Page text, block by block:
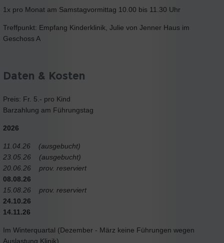
1x pro Monat am Samstagvormittag 10.00 bis 11.30 Uhr
Treffpunkt: Empfang Kinderklinik, Julie von Jenner Haus im
Geschoss A
Daten & Kosten
Preis: Fr. 5.- pro Kind
Barzahlung am Führungstag
2026
11.04.26 (ausgebucht)
23.05.26 (ausgebucht)
20.06.26 prov. reserviert
08.08.26
15.08.26 prov. reserviert
24.10.26
14.11.26
Im Winterquartal (Dezember - März keine Führungen wegen
Auslastung Klinik)